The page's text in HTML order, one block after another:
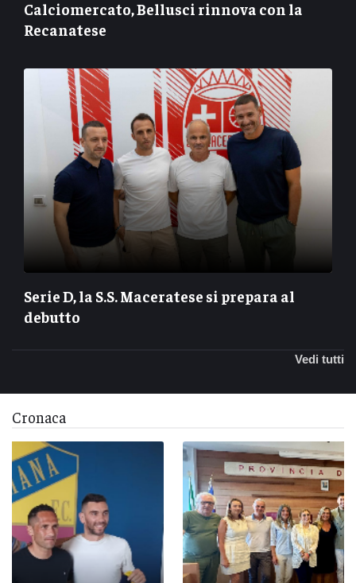
Calciomercato, Bellusci rinnova con la
Recanatese
Serie D, la S.S. Maceratese si prepara al
debutto
Vedi tutti
Cronaca